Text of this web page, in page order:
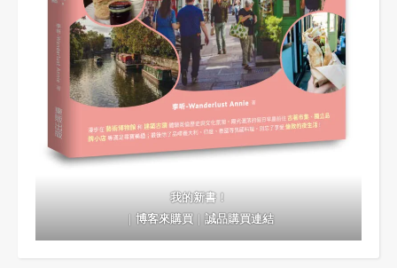
我的新書！
｜博客來購買｜誠品購買連結